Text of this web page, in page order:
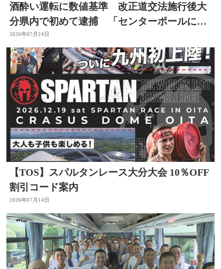
酒酔い運転に数値基準 改正道交法施行後大
分県内で初めて逮捕 「センターポールに接
触して去った」と通報
2026年07月24日
【TOS】スパルタンレース大分大会 10％OFF
割引コード案内
2026年07月14日